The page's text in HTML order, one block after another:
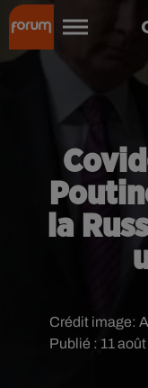
la
Publié : 11
Crédit image: